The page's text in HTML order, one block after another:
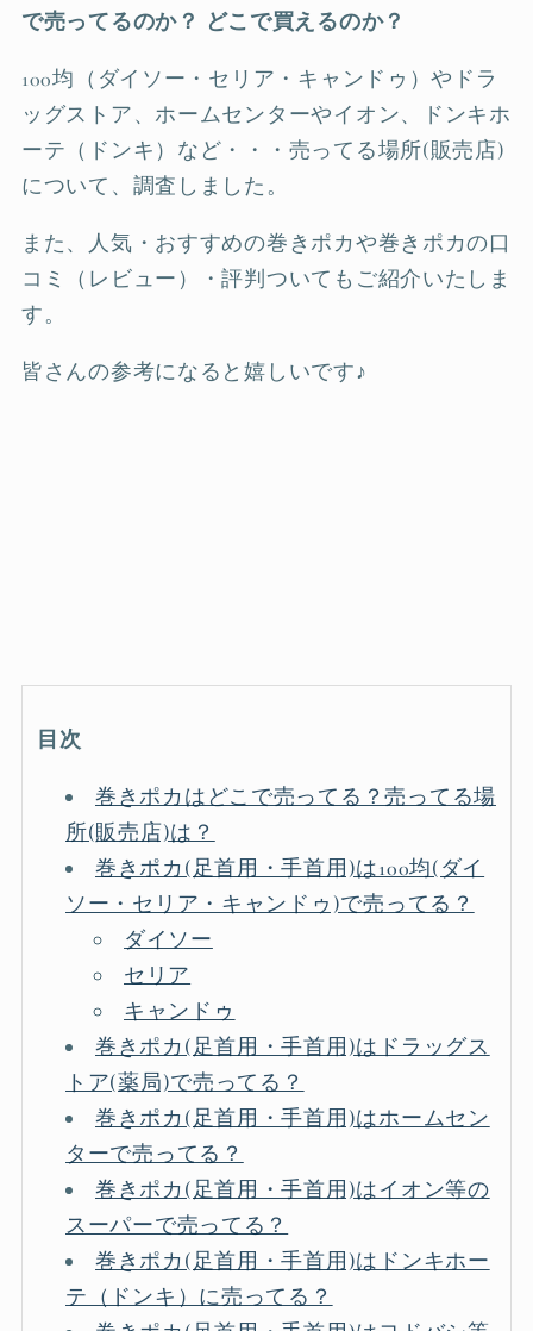
で売ってるのか？ どこで買えるのか？
100均（ダイソー・セリア・キャンドゥ）やドラ
ッグストア、ホームセンターやイオン、ドンキホ
ーテ（ドンキ）など・・・売ってる場所(販売店)
について、調査しました。
また、人気・おすすめの巻きポカや巻きポカの口
コミ（レビュー）・評判ついてもご紹介いたしま
す。
皆さんの参考になると嬉しいです♪
目次
巻きポカはどこで売ってる？売ってる場
所(販売店)は？
巻きポカ(足首用・手首用)は100均(ダイ
ソー・セリア・キャンドゥ)で売ってる？
ダイソー
セリア
キャンドゥ
巻きポカ(足首用・手首用)はドラッグス
トア(薬局)で売ってる？
巻きポカ(足首用・手首用)はホームセン
ターで売ってる？
巻きポカ(足首用・手首用)はイオン等の
スーパーで売ってる？
巻きポカ(足首用・手首用)はドンキホー
テ（ドンキ）に売ってる？